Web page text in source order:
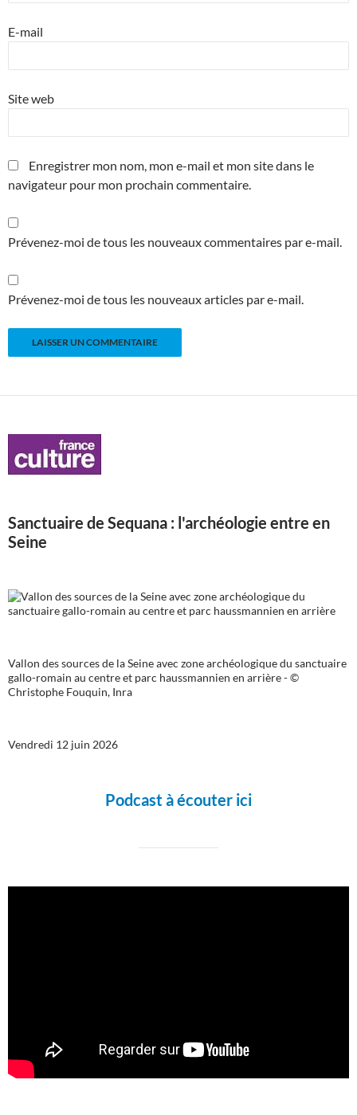
E-mail
Site web
Enregistrer mon nom, mon e-mail et mon site dans le
navigateur pour mon prochain commentaire.
Prévenez-moi de tous les nouveaux commentaires par e-mail.
Prévenez-moi de tous les nouveaux articles par e-mail.
Sanctuaire de Sequana : l'archéologie entre en
Seine
Vallon des sources de la Seine avec zone archéologique du sanctuaire
gallo-romain au centre et parc haussmannien en arrière - ©
Christophe Fouquin, Inra
Vendredi 12 juin 2026
Podcast à écouter ici